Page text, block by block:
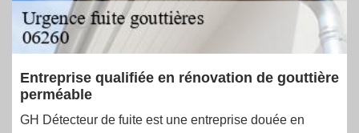
Entreprise qualifiée en rénovation de gouttière
perméable
GH Détecteur de fuite est une entreprise douée en